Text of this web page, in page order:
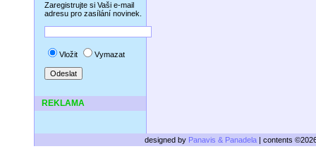
Zaregistrujte si Vaši e-mail
adresu pro zasílání novinek.
Vložit Vymazat
REKLAMA
designed by Panavis & Panadela | contents